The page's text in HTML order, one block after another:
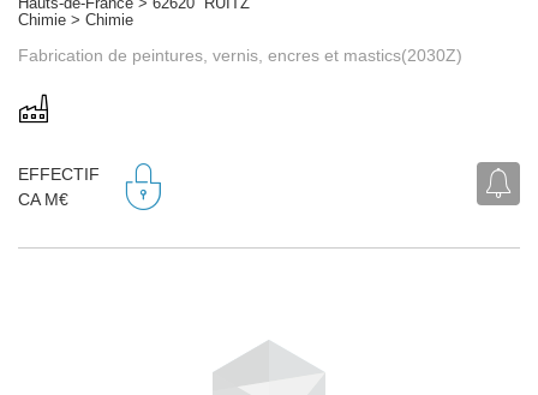
Chimie > Chimie
Fabrication de peintures, vernis, encres et mastics(2030Z)
EFFECTIF
CA M€